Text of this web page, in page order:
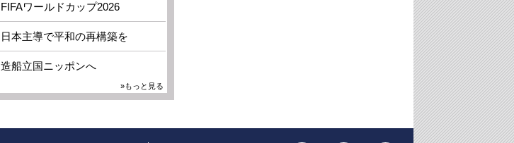
FIFAワールドカップ2026
日本主導で平和の再構築を
造船立国ニッポンへ
»もっと見る